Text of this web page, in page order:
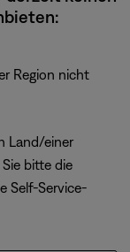
Region nicht
Land/einer
bitte die
Self-Service-